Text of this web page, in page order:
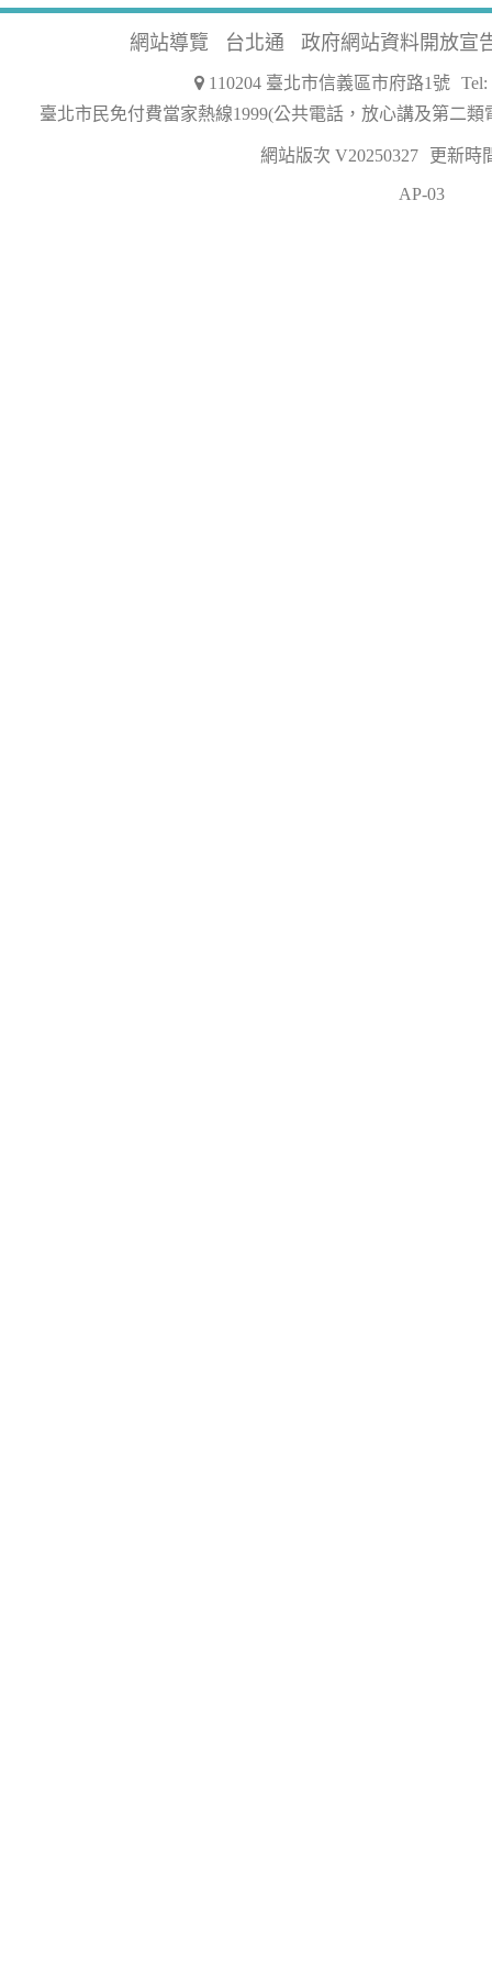
網站導覽 台北通 政府網站資料開放宣
110204 臺北市信義區市府路1號
Tel:
臺北市民免付費當家熱線1999(公共電話，放心講及第二類
網站版次 V20250327 更新時
AP-03